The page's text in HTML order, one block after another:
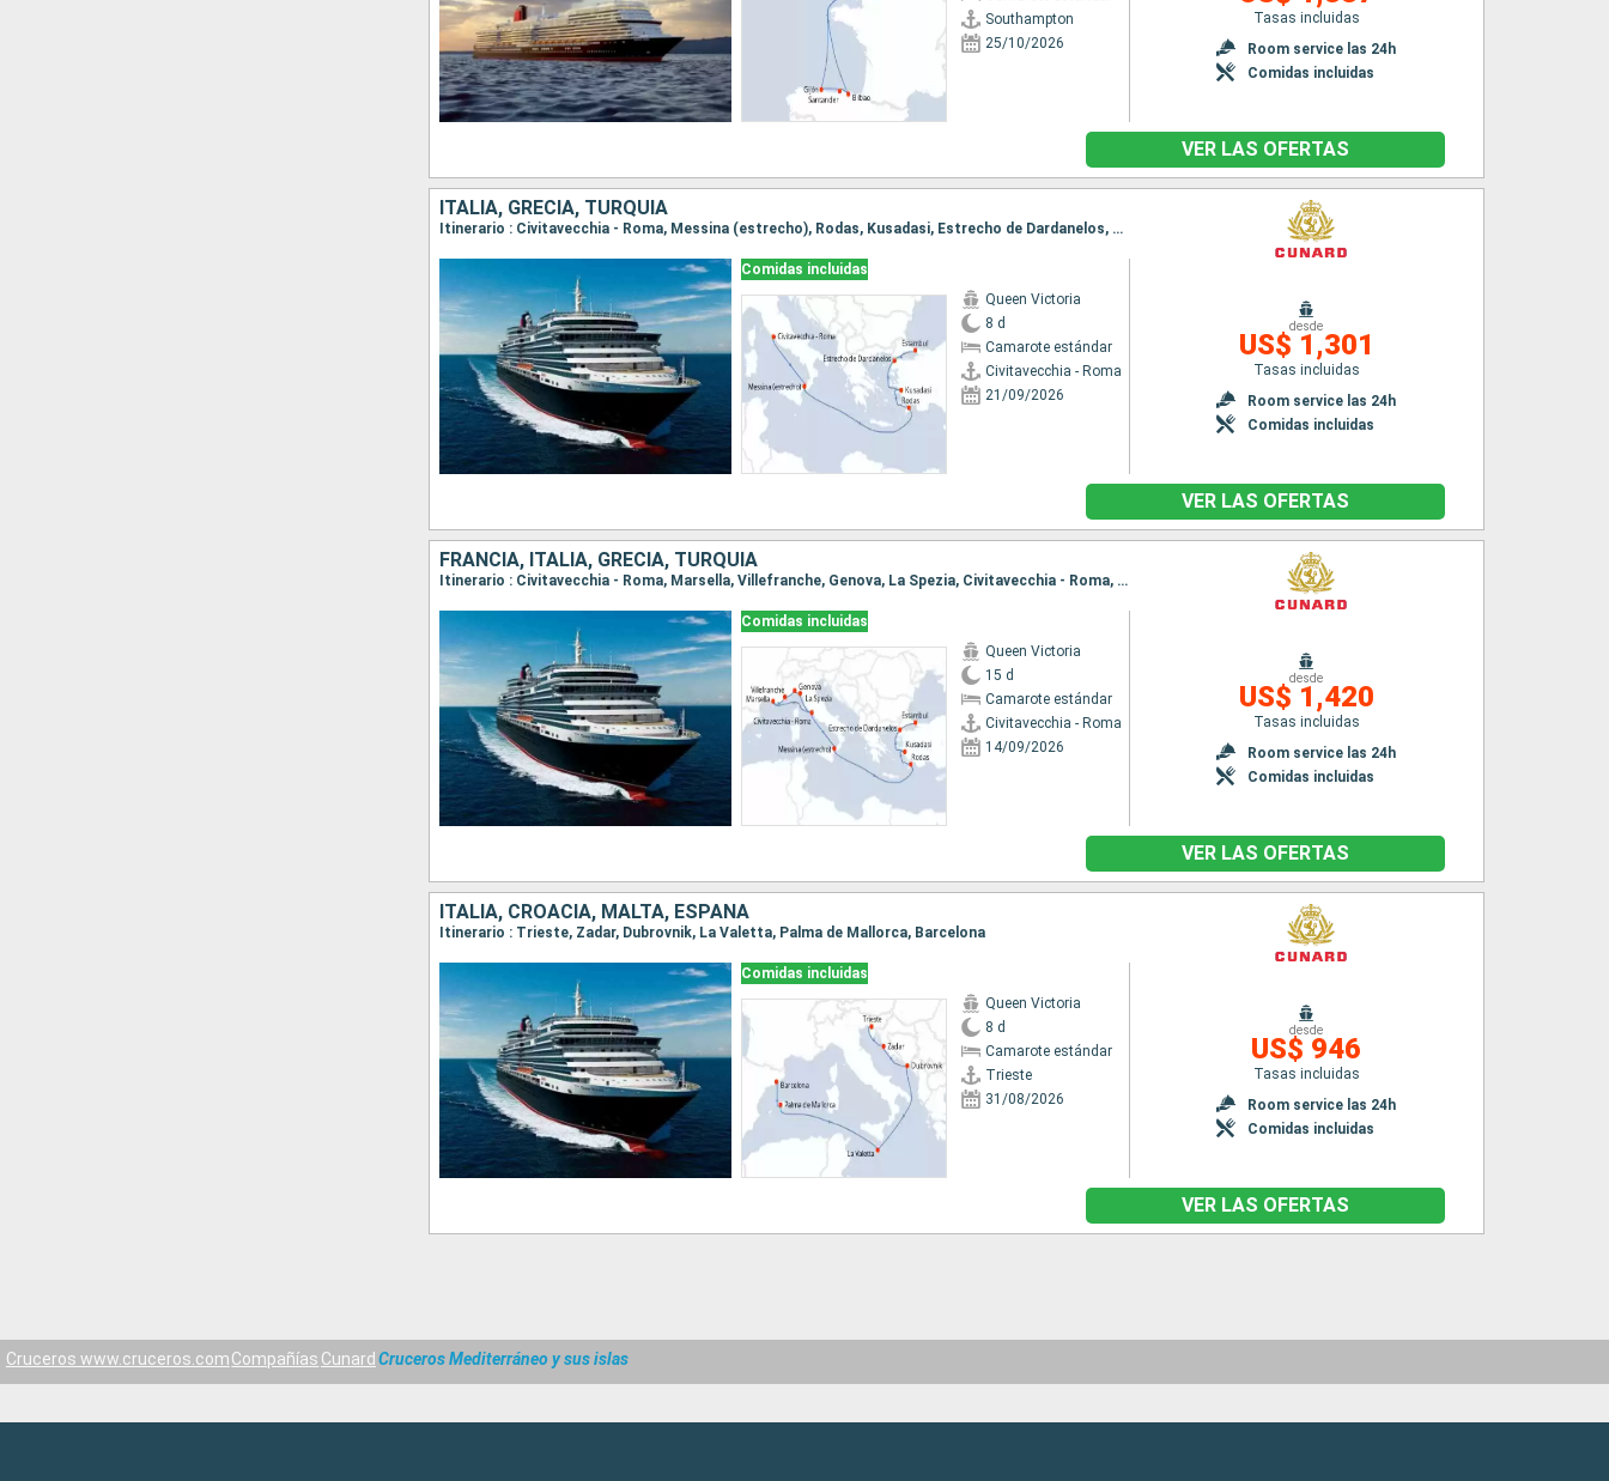
Southampton
25/10/2026
Tasas incluidas
Room service las 24h
Comidas incluidas
VER LAS OFERTAS
ITALIA, GRECIA, TURQUÍA
Itinerario : Civitavecchia - Roma, Messina (estrecho), Rodas, Kusadasi, Estrecho de Dardanelos, Estambul
Comidas incluidas
Queen Victoria
8 d
Camarote estándar
Civitavecchia - Roma
21/09/2026
desde
US$ 1,301
Tasas incluidas
Room service las 24h
Comidas incluidas
VER LAS OFERTAS
FRANCIA, ITALIA, GRECIA, TURQUÍA
Itinerario : Civitavecchia - Roma, Marsella, Villefranche, Genova, La Spezia, Civitavecchia - Roma, Messina (estrecho), Rodas, Kusadasi, Estrecho de Dardanelos, Estambul
Comidas incluidas
Queen Victoria
15 d
Camarote estándar
Civitavecchia - Roma
14/09/2026
desde
US$ 1,420
Tasas incluidas
Room service las 24h
Comidas incluidas
VER LAS OFERTAS
ITALIA, CROACIA, MALTA, ESPAÑA
Itinerario : Trieste, Zadar, Dubrovnik, La Valetta, Palma de Mallorca, Barcelona
Comidas incluidas
Queen Victoria
8 d
Camarote estándar
Trieste
31/08/2026
desde
US$ 946
Tasas incluidas
Room service las 24h
Comidas incluidas
VER LAS OFERTAS
Cruceros www.cruceros.comCompañías Cunard Cruceros Mediterráneo y sus islas